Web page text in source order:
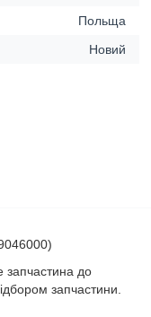
Польща
Новий
запчастина до
запчастини.